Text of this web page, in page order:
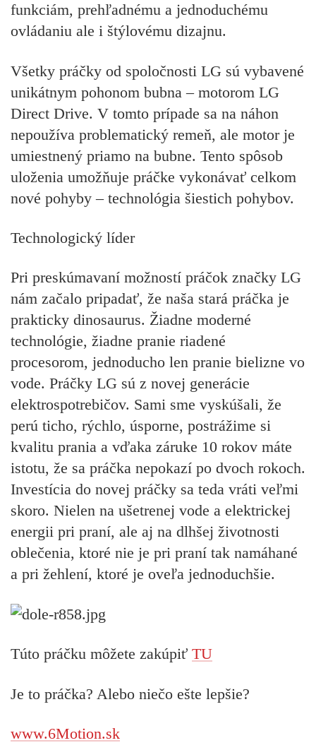
funkciám, prehľadnému a jednoduchému
ovládaniu ale i štýlovému dizajnu.
Všetky práčky od spoločnosti LG sú vybavené
unikátnym pohonom bubna – motorom LG
Direct Drive. V tomto prípade sa na náhon
nepoužíva problematický remeň, ale motor je
umiestnený priamo na bubne. Tento spôsob
uloženia umožňuje práčke vykonávať celkom
nové pohyby – technológia šiestich pohybov.
Technologický líder
Pri preskúmavaní možností práčok značky LG
nám začalo pripadať, že naša stará práčka je
prakticky dinosaurus. Žiadne moderné
technológie, žiadne pranie riadené
procesorom, jednoducho len pranie bielizne vo
vode. Práčky LG sú z novej generácie
elektrospotrebičov. Sami sme vyskúšali, že
perú ticho, rýchlo, úsporne, postrážime si
kvalitu prania a vďaka záruke 10 rokov máte
istotu, že sa práčka nepokazí po dvoch rokoch.
Investícia do novej práčky sa teda vráti veľmi
skoro. Nielen na ušetrenej vode a elektrickej
energii pri praní, ale aj na dlhšej životnosti
oblečenia, ktoré nie je pri praní tak namáhané
a pri žehlení, ktoré je oveľa jednoduchšie.
Túto práčku môžete zakúpiť TU
Je to práčka? Alebo niečo ešte lepšie?
www.6Motion.sk